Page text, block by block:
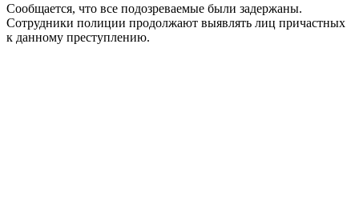
Сообщается, что все подозреваемые были задержаны.
Сотрудники полиции продолжают выявлять лиц причастных
к данному преступлению.